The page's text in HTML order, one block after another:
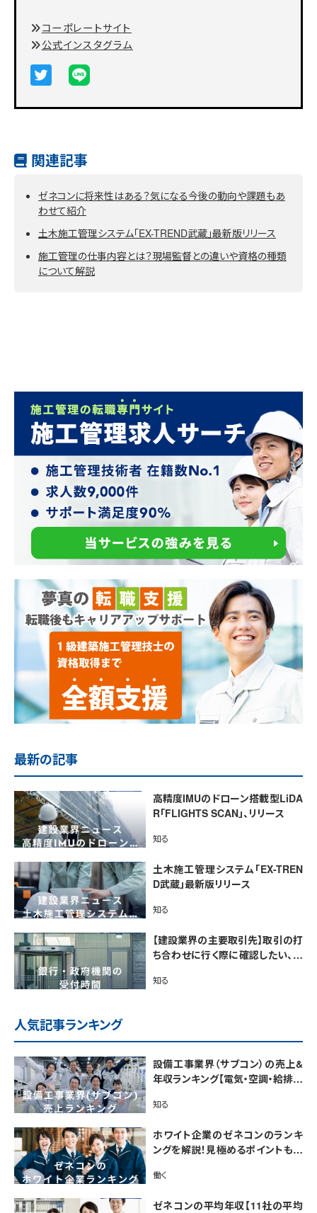
コーポレートサイト
公式インスタグラム
関連記事
ゼネコンに将来性はある？気になる今後の動向や課題もあ
わせて紹介
土木施工管理システム「EX-TREND武蔵」最新版リリース
施工管理の仕事内容とは？現場監督との違いや資格の種類
について解説
最新の記事
高精度IMUのドローン搭載型LiDA
R「FLIGHTS SCAN」、リリース
知る
土木施工管理システム「EX-TREN
D武蔵」最新版リリース
知る
【建設業界の主要取引先】取引の打
ち合わせに行く際に確認したい、銀
知る
人気記事ランキング
設備工事業界（サブコン）の売上&
年収ランキング【電気・空調・給排水
市場規模も解説
知る
ホワイト企業のゼネコンのランキ
ングを解説！見極めるポイントも紹
働く
ゼネコンの平均年収【11社の平均